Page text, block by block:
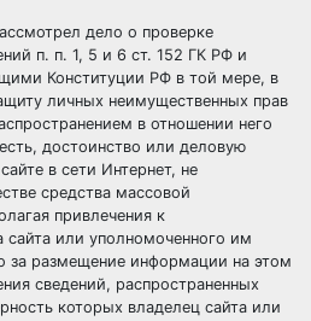
дело о проверке
п. п. 1, 5 и 6 ст. 152 ГК РФ и
Конституции РФ в той мере, в
личных неимущественных прав
в отношении него
достоинство или деловую
в сети Интернет, не
средства массовой
привлечения к
сайта или уполномоченного им
за размещение информации на этом
сведений, распространенных
которых владелец сайта или